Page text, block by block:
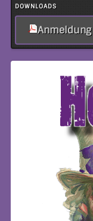
DOWNLOADS
Anmeldung